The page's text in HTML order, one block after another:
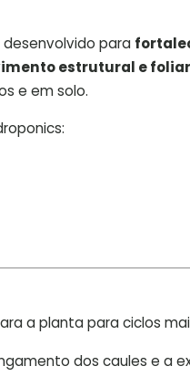
desenvolvido para
estrutural e foliar
e em solo.
a planta para ciclos
dos caules e a